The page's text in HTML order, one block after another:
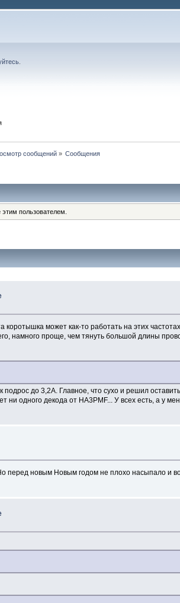
сообщений » Сообщения
пользователем.
коротышка может как-то работать на этих
намного проще, чем тянуть большой длины
до 3,2А. Главное, что сухо и решил
одного декода от HA3PMF... У всех есть, а у
перед новым Новым годом не плохо насыпало и